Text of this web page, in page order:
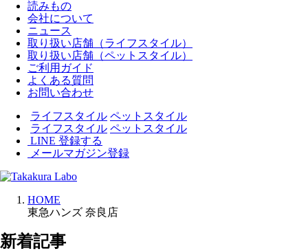
読みもの
会社について
ニュース
取り扱い店舗（ライフスタイル）
取り扱い店舗（ペットスタイル）
ご利用ガイド
よくある質問
お問い合わせ
ライフスタイル ペットスタイル
ライフスタイル ペットスタイル
LINE 登録する
メールマガジン登録
HOME
東急ハンズ 奈良店
新着記事